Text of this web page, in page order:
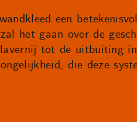
een
het gaan over de
tot de uitbuiting
die deze